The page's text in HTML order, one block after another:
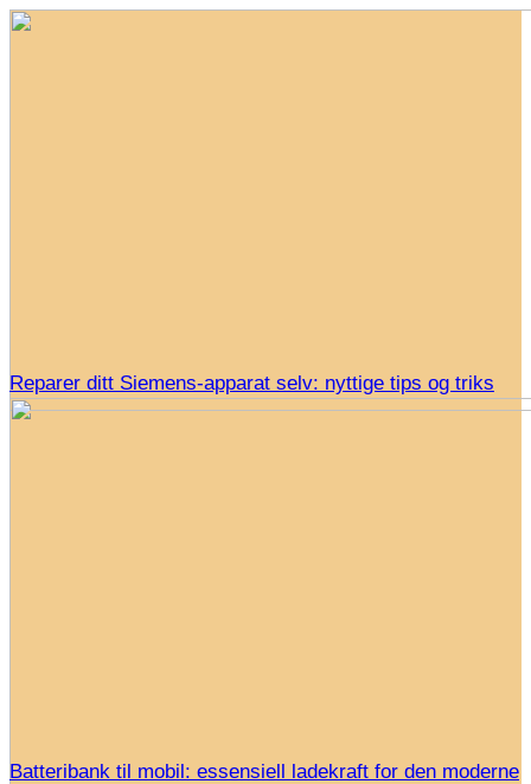
Reparer ditt Siemens-apparat selv: nyttige tips og triks
Batteribank til mobil: essensiell ladekraft for den moderne